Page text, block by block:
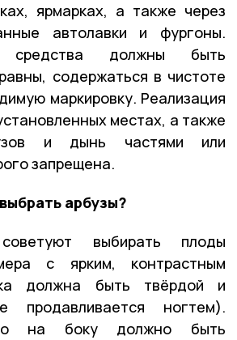
ярмарках, а также через
автолавки и фургоны.
средства должны быть
содержаться в чистоте
маркировку. Реализация
местах, а также
и дынь частями или
запрещена.
арбузы?
выбирать плоды
с ярким, контрастным
должна быть твёрдой и
продавливается ногтем).
на боку должно быть